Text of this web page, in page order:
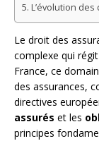
L’évolution
Le droit des
complexe qui
France, ce
des assurances,
directives
assurés et les
principes